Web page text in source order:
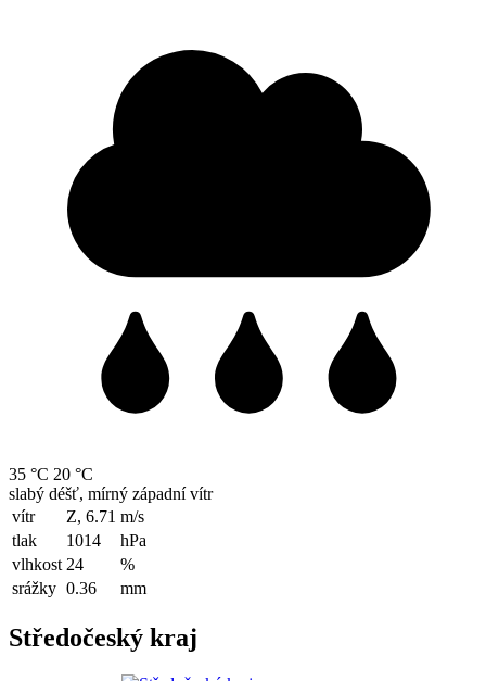
35 °C 20 °C
slabý déšť, mírný západní vítr
vítr
Z, 6.71 m/s
tlak
1014
hPa
vlhkost 24
%
srážky 0.36 mm
Středočeský kraj